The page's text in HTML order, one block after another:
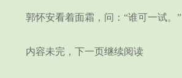
郭怀安看着面霜，问：“谁可一试。”
内容未完，下一页继续阅读